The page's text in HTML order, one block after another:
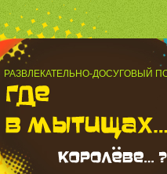
РАЗВЛЕКАТЕЛЬНО-ДОСУГОВЫЙ